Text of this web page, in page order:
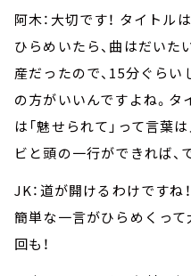
阿木：大切です！ タイトル
ひらめいたら、曲はだいた
産だったので、15分ぐら
の方がいいんですよね。タ
は「魅せられて」って言葉
ビと頭の一行ができれば、
JK：道が開けるわけですね
簡単な一言がひらめくっ
回も！